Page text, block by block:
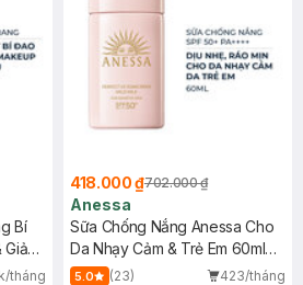
Bí
tháng
418.000 ₫702.000 ₫
Anessa
Sữa Chống Nắng Anessa Cho
Da Nhạy Cảm & Trẻ Em 60ml
(Mới)
5.0 (23)
423/tháng